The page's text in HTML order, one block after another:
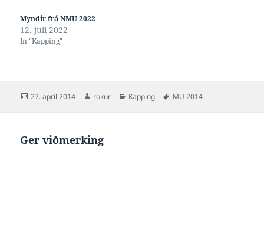
Myndir frá NMU 2022
12. juli 2022
In "Kapping"
Posted
27. apríl 2014 Author
rokur Categories
Kapping Tags
MU 2014
Ger viðmerking